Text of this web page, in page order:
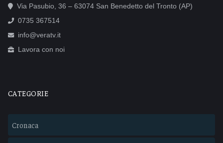
Via Pasubio, 36 – 63074 San Benedetto del Tronto (AP)
0735 367514
info@veratv.it
Lavora con noi
CATEGORIE
Cronaca